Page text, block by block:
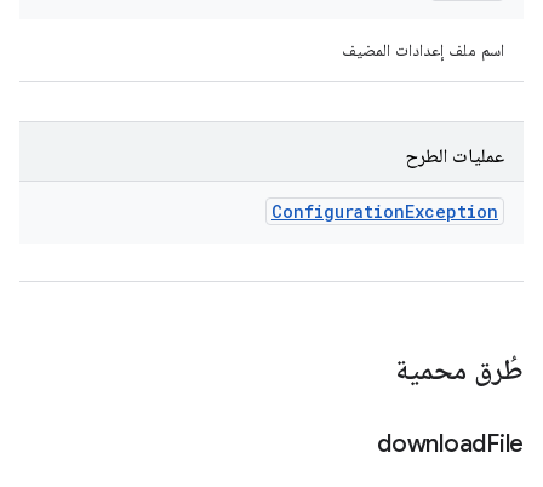
اسم ملف إعدادات المضيف
عمليات الطرح
ConfigurationException
طُرق محمية
downloadFile